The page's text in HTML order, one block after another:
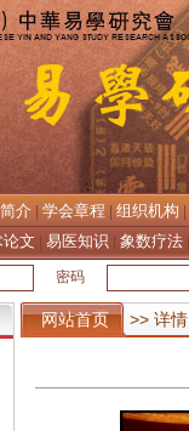
介 学会章程 组织机构
文 易医知识 象数疗法|
密码
网站首页
>> 详情